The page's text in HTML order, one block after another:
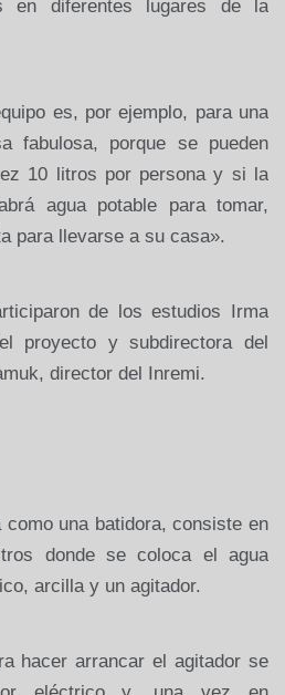
en diferentes lugares de la
es, por ejemplo, para una
fabulosa, porque se pueden
10 litros por persona y si la
agua potable para tomar,
para llevarse a su casa».
de los estudios Irma
proyecto y subdirectora del
director del Inremi.
como una batidora, consiste en
donde se coloca el agua
arcilla y un agitador.
hacer arrancar el agitador se